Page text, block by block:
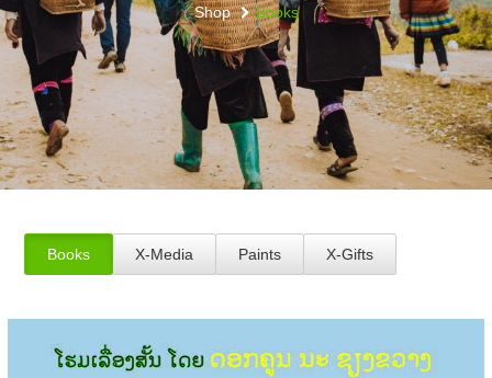
Shop Books
Books X-Media Paints X-Gifts